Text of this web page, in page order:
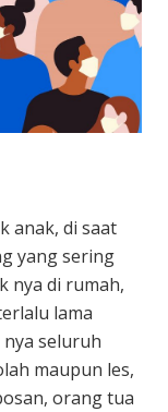
anak, di saat
yang sering
nya di rumah,
lama
seluruh
maupun les,
orang tua